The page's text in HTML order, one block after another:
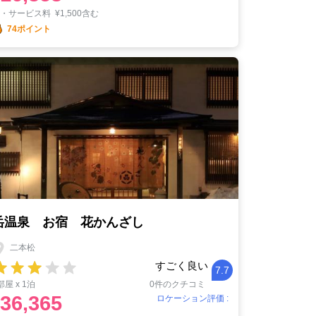
サービス料 ¥1,500含む
74ポイント
温泉 お宿 花かんざし
二本松
すごく良い 7.7
屋 x 1泊
0件のクチコミ
ロケーション評価 :
36,365